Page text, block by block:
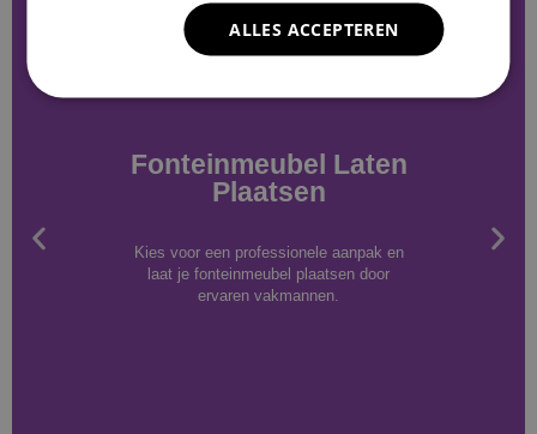
Fonteinmeubel Laten
Plaatsen
Kies voor een professionele aanpak en
laat je fonteinmeubel plaatsen door
ervaren vakmannen.
ALLES ACCEPTEREN